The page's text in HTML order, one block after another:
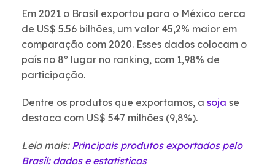
Em 2021 o Brasil exportou para o México cerca
de US$ 5.56 bilhões, um valor 45,2% maior em
comparação com 2020. Esses dados colocam o
país no 8º lugar no ranking, com 1,98% de
participação.
Dentre os produtos que exportamos, a soja se
destaca com US$ 547 milhões (9,8%).
Leia mais: Principais produtos exportados pelo
Brasil: dados e estatísticas